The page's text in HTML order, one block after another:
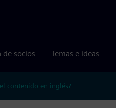
de socios Temas e ideas
el contenido en inglés?